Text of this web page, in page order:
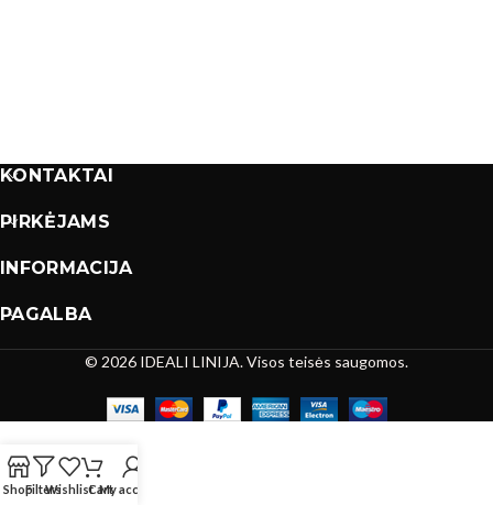
KONTAKTAI
PIRKĖJAMS
INFORMACIJA
PAGALBA
© 2026 IDEALI LINIJA. Visos teisės saugomos.
ShopFiltersWishlistCartMy account